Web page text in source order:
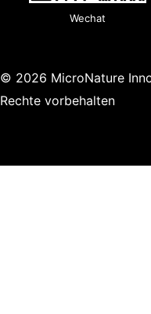
Wechat
© 2026 MicroNature
Rechte vorbehalten